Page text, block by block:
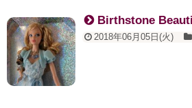
Birthstone
2018年06月05日(火)